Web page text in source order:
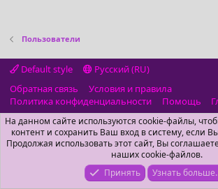
Пользователи
Default style
Русский (RU)
Обратная связь
Условия и правила
Политика конфиденциальности
Помощь
На данном сайте используются cookie-файлы,
контент и сохранить Ваш вход в систему, если
Продолжая использовать этот сайт, Вы
наших cookie-файлов.
Принять
Узнать